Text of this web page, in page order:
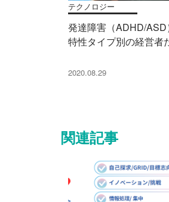
テクノロジー
発達障害（ADHD/ASD
特性タイプ別の経営者
2020.08.29
関連記事